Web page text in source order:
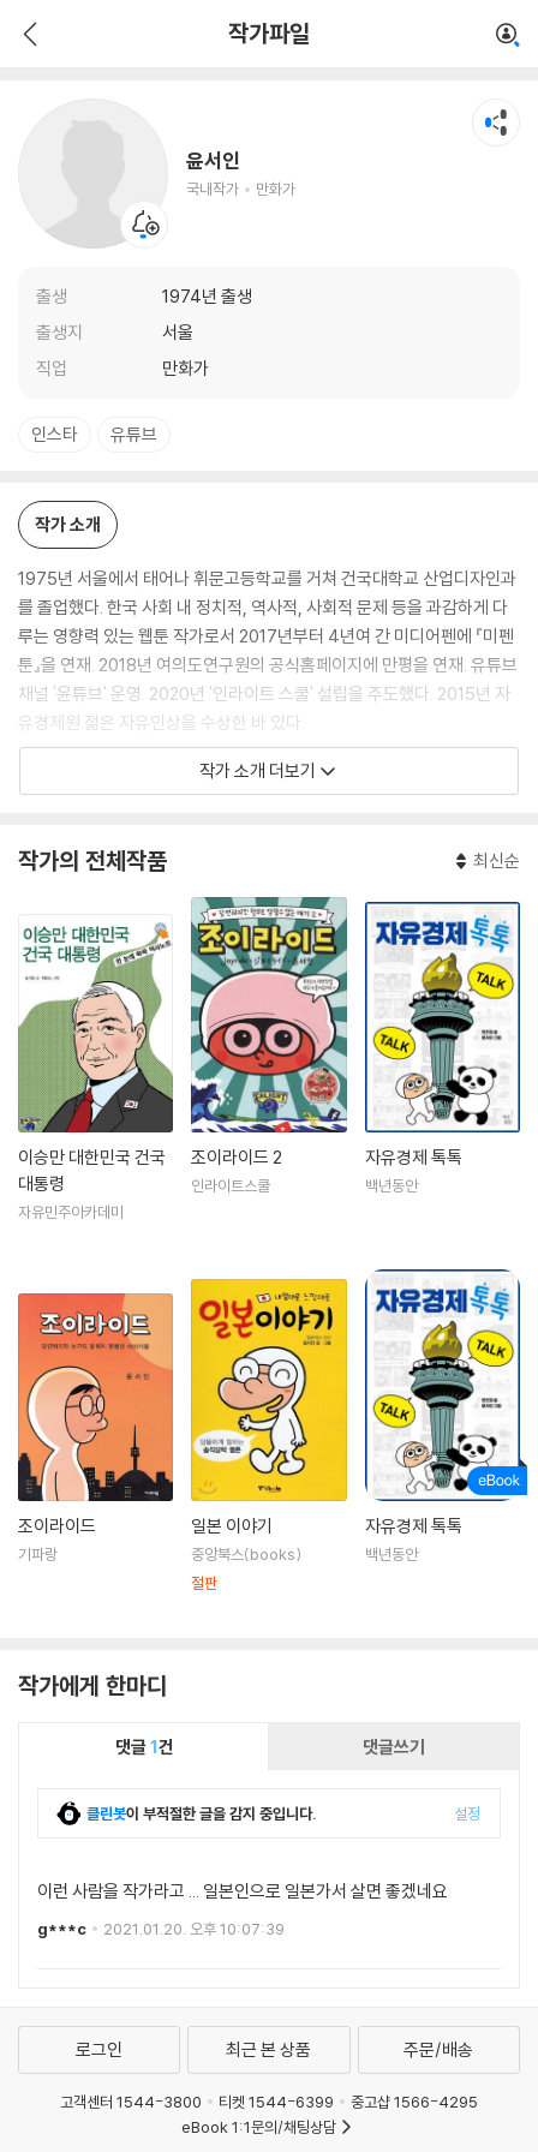
작가파일
윤서인
국내작가 만화가
출생
1974년 출생
출생지
서울
직업
만화가
인스타 유튜브
작가 소개
1975년 서울에서 태어나 휘문고등학교를 거쳐 건국대학교 산업디자인과
를 졸업했다. 한국 사회 내 정치적, 역사적, 사회적 문제 등을 과감하게 다
루는 영향력 있는 웹툰 작가로서 2017년부터 4년여 간 미디어펜에 『미펜
툰』을 연재. 2018년 여의도연구원의 공식홈페이지에 만평을 연재. 유튜브
채널 '윤튜브' 운영. 2020년 '인라이트 스쿨' 설립을 주도했다. 2015년 자
유경제원 젊은 자유인상을 수상한 바 있다.
『헐~ 손오공도 영어가 되네』 (제니북스, 2010)
복거일, 윤서인 (엮은이). 『자유주의 틀 깨기 - 쉽게 풀어 쓴 자유주의 설명
서』 (백년동안, 2016)
『조이라이드 : 당연하지만 누구도 말하지 못했던 이야기들』 (기파랑(기파
랑에크리), 2016)
『조이라이드 : 당연하지만 함부로 말할 수 없는 얘기 2』 (인라이트스쿨, 2
022)
작가 소개 더보기
작가의 전체작품 최신순
이승만 대한민국 건국
대통령
자유민주아카데미
조이라이드 2
인라이트스쿨
자유경제 톡톡
백년동안
조이라이드
기파랑
일본 이야기
중앙북스(books)
절판
자유경제 톡톡
백년동안
작가에게 한마디
댓글1건 댓글쓰기
클린봇이 부적절한 글을 감지 중입니다. 설정
이런 사람을 작가라고 ... 일본인으로 일본가서 살면 좋겠네요
g***c 2021.01.20. 오후 10:07:39
로그인 최근 본 상품 주문/배송
고객센터 1544-3800 티켓 1544-6399
중고샵 1566-4295
eBook 1:1문의/채팅상담